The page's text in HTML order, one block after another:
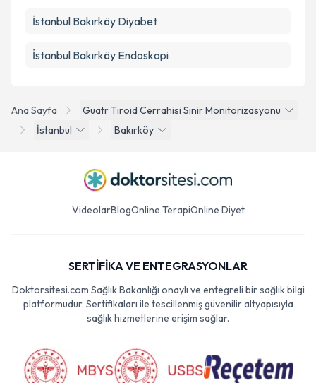
Ana Sayfa
Guatr Tiroid Cerrahisi Sinir Monitorizasyonu
İstanbul
Bakırköy
İstanbul Bakırköy Diyabet
İstanbul Bakırköy Endoskopi
VideolarBlogOnline TerapiOnline Diyet
SERTİFİKA VE ENTEGRASYONLAR
Doktorsitesi.com Sağlık Bakanlığı onaylı ve entegreli bir sağlık bilgi
platformudur. Sertifikaları ile tescillenmiş güvenilir altyapısıyla
sağlık hizmetlerine erişim sağlar.